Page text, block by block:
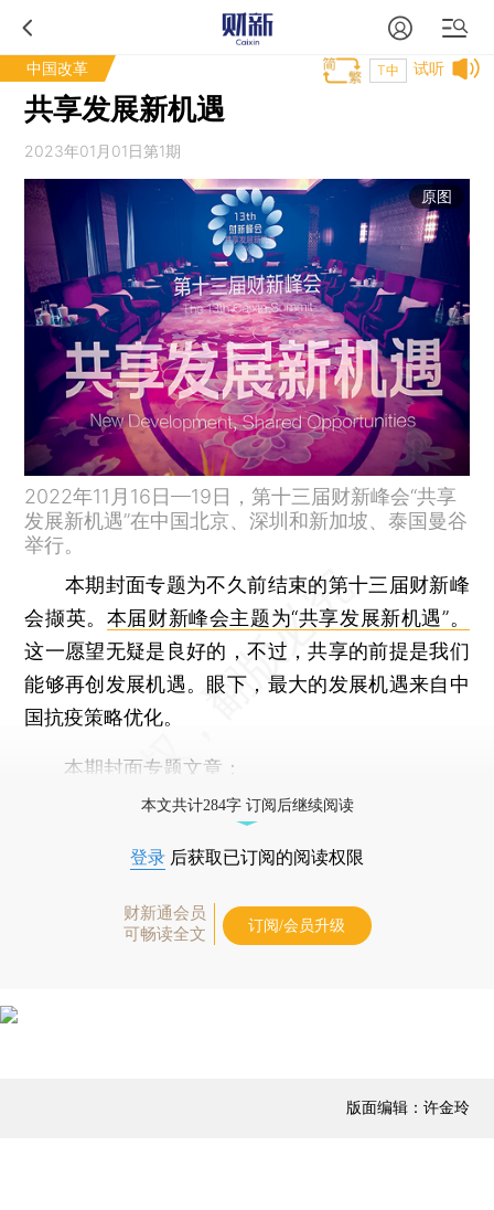
中国改革 试听
T中
共享发展新机遇
2023年01月01日第1期
原图
2022年11月16日—19日，第十三届财新峰会“共享
发展新机遇”在中国北京、深圳和新加坡、泰国曼谷
举行。
本期封面专题为不久前结束的第十三届财新峰
会撷英。 本届财新峰会主题为“共享发展新机遇”。
这一愿望无疑是良好的，不过，共享的前提是我们
能够再创发展机遇。眼下，最大的发展机遇来自中
国抗疫策略优化。
本期封面专题文章：
本文共计284字 订阅后继续阅读
登录 后获取已订阅的阅读权限
财新通会员
可畅读全文
订阅/会员升级
版面编辑：许金玲